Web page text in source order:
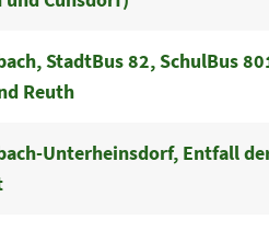
StadtBus 82, SchulBus
Reuth
Unterheinsdorf, Entfall